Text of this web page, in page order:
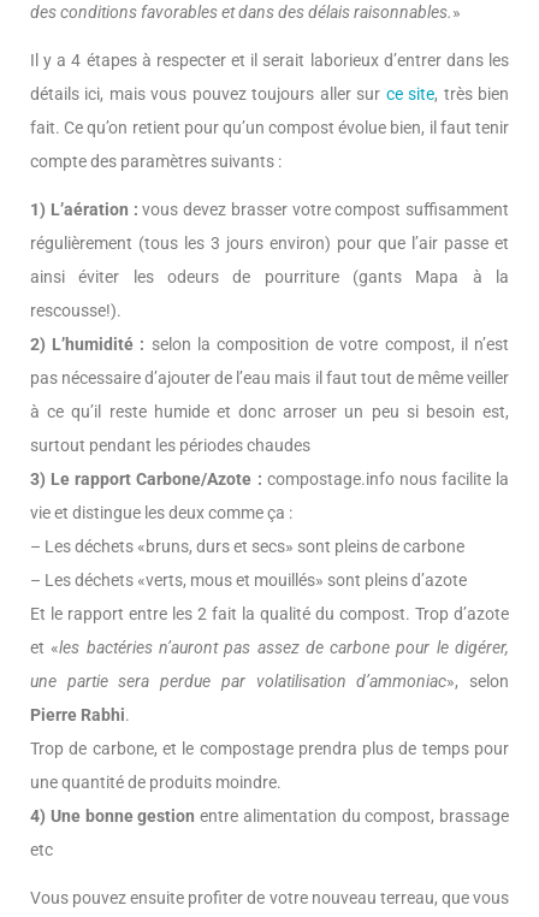
des conditions favorables et dans des délais raisonnables.»
Il y a 4 étapes à respecter et il serait laborieux d’entrer dans les
détails ici, mais vous pouvez toujours aller sur ce site, très bien
fait. Ce qu’on retient pour qu’un compost évolue bien, il faut tenir
compte des paramètres suivants :
1) L’aération :vous devez brasser votre compost suffisamment
régulièrement (tous les 3 jours environ) pour que l’air passe et
ainsi éviter les odeurs de pourriture (gants Mapa à la
rescousse!).
2) L’humidité : selon la composition de votre compost, il n’est
pas nécessaire d’ajouter de l’eau mais il faut tout de même veiller
à ce qu’il reste humide et donc arroser un peu si besoin est,
surtout pendant les périodes chaudes
3) Le rapport Carbone/Azote : compostage.info nous facilite la
vie et distingue les deux comme ça :
– Les déchets «bruns, durs et secs» sont pleins de carbone
– Les déchets «verts, mous et mouillés» sont pleins d’azote
Et le rapport entre les 2 fait la qualité du compost. Trop d’azote
et «les bactéries n’auront pas assez de carbone pour le digérer,
une partie sera perdue par volatilisation d’ammoniac», selon
Pierre Rabhi.
Trop de carbone, et le compostage prendra plus de temps pour
une quantité de produits moindre.
4) Une bonne gestion entre alimentation du compost, brassage
etc
Vous pouvez ensuite profiter de votre nouveau terreau, que vous